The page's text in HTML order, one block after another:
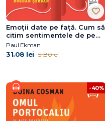
Emoţii date pe faţă. Cum să
citim sentimentele de pe
chipul uman
Paul Ekman
31.08 lei 51.80 lei
-40%